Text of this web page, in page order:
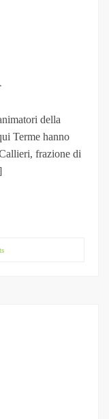
della
Terme hanno
frazione di